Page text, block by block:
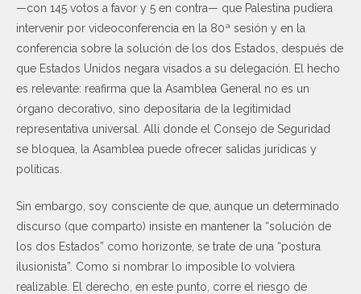
—con 145 votos a favor y 5 en contra— que Palestina pudiera
intervenir por videoconferencia en la 80ª sesión y en la
conferencia sobre la solución de los dos Estados, después de
que Estados Unidos negara visados a su delegación. El hecho
es relevante: reafirma que la Asamblea General no es un
órgano decorativo, sino depositaria de la legitimidad
representativa universal. Allí donde el Consejo de Seguridad
se bloquea, la Asamblea puede ofrecer salidas jurídicas y
políticas.
Sin embargo, soy consciente de que, aunque un determinado
discurso (que comparto) insiste en mantener la “solución de
los dos Estados” como horizonte, se trate de una “postura
ilusionista”. Como si nombrar lo imposible lo volviera
realizable. El derecho, en este punto, corre el riesgo de